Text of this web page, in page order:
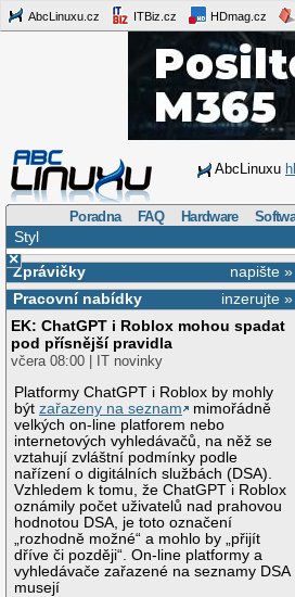
AbcLinuxu.cz ITBiz.cz HDmag.cz
AbcLinuxu
Poradna FAQ Hardware
Styl
×
napište »
Zprávičky
inzerujte »
Pracovní nabídky
EK: ChatGPT i Roblox mohou spadat
pod přísnější pravidla
včera 08:00 | IT novinky
Platformy ChatGPT i Roblox by mohly
býtzařazeny na seznam
mimořádně
velkých on-line platforem nebo
internetových vyhledávačů, na něž se
vztahují zvláštní podmínky podle
nařízení o digitálních službách (DSA).
Vzhledem k tomu, že ChatGPT i Roblox
oznámily počet uživatelů nad prahovou
hodnotou DSA, je toto označení
„rozhodně možné“ a mohlo by „přijít
dříve či později“. On-line platformy a
vyhledávače zařazené na seznamy DSA
musejí